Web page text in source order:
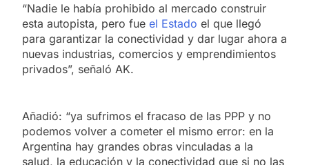
“Nadie le había prohibido al mercado construir
esta autopista, pero fue el Estado el que llegó
para garantizar la conectividad y dar lugar ahora a
nuevas industrias, comercios y emprendimientos
privados”, señaló AK.
Añadió: “ya sufrimos el fracaso de las PPP y no
podemos volver a cometer el mismo error: en la
Argentina hay grandes obras vinculadas a la
salud, la educación y la conectividad que si no las